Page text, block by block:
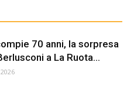
70 anni, la sorpresa
a La Ruota...